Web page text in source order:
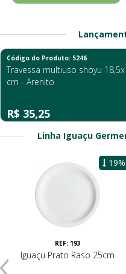
Código do Produto: 5246
Travessa multiuso shoyu
cm - Arenito
R$ 35,25
Linha Iguaçu
19%
REF: 193
Iguaçu Prato Raso 25cm